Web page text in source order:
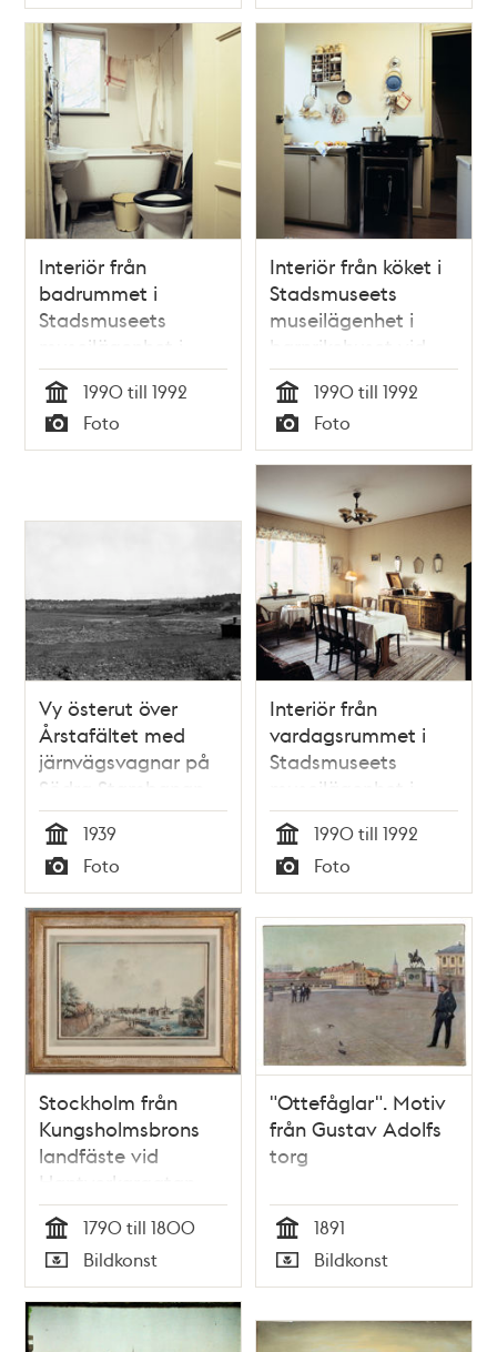
Typ Typ
Interiör från
badrummet i
Stadsmuseets
museilägenhet i
barnrikehuset vid
Stickelbärsvägen 7.
Tid
1990 till 1992
Typ
Foto
Interiör från köket i
Stadsmuseets
museilägenhet i
barnrikehuset vid
Stickelbärsvägen 7.
Tid
1990 till 1992
Typ
Foto
Vy österut över
Årstafältet med
järnvägsvagnar på
Södra Stambanan.
Till vänster Årsta
Koloniträdgårdar
framför Årstaskog
där Högalidskyrkans
torn sticker upp över
träden. Mitt i bilden
en av
ladugårdsbyggnaderna
vid Ersta gård och
till höger
skogsområdet för
blivande
bostadsområdet
Östberga.
Tid
1939
Typ
Foto
Interiör från
vardagsrummet i
Stadsmuseets
museilägenhet i
barnrikehuset vid
Stickelbärsvägen 7.
Tid
1990 till 1992
Typ
Foto
Stockholm från
Kungsholmsbrons
landfäste vid
Hantverkargatan
Tid
1790 till 1800
Typ
Bildkonst
"Ottefåglar". Motiv
från Gustav Adolfs
torg
Tid
1891
Typ
Bildkonst